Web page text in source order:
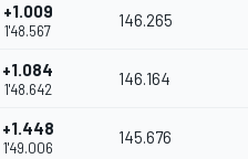
+1.009
1'48.567
146.265
+1.084
1'48.642
146.164
+1.448
1'49.006
145.676